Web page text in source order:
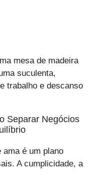
Separar Negócios
ama é um plano
A cumplicidade, a